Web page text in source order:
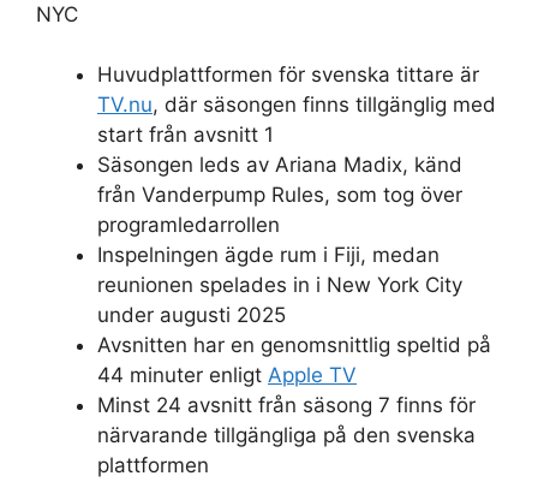
NYC
Huvudplattformen för svenska tittare är
TV.nu, där säsongen finns tillgänglig med
start från avsnitt 1
Säsongen leds av Ariana Madix, känd
från Vanderpump Rules, som tog över
programledarrollen
Inspelningen ägde rum i Fiji, medan
reunionen spelades in i New York City
under augusti 2025
Avsnitten har en genomsnittlig speltid på
44 minuter enligt Apple TV
Minst 24 avsnitt från säsong 7 finns för
närvarande tillgängliga på den svenska
plattformen